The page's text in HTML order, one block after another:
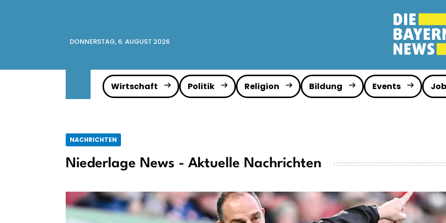
DONNERSTAG, 6. AUGUST 2026
Wirtschaft Politik Religion Bildung Events
NACHRICHTEN
Niederlage News - Aktuelle Nachrichten